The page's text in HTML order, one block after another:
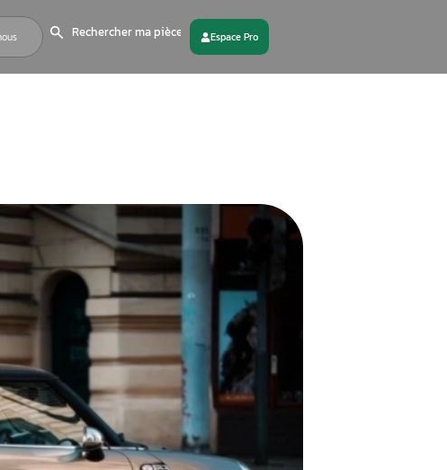
Devenir partenaire Contactez - nous
Search
for: